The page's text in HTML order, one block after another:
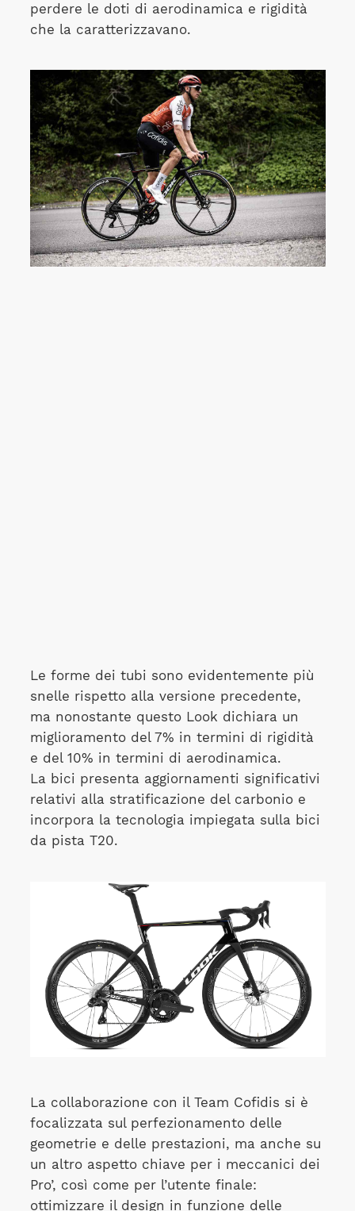
perdere le doti di aerodinamica e rigidità
che la caratterizzavano.
Le forme dei tubi sono evidentemente più
snelle rispetto alla versione precedente,
ma nonostante questo Look dichiara un
miglioramento del 7% in termini di rigidità
e del 10% in termini di aerodinamica.
La bici presenta aggiornamenti significativi
relativi alla stratificazione del carbonio e
incorpora la tecnologia impiegata sulla bici
da pista T20.
La collaborazione con il Team Cofidis si è
focalizzata sul perfezionamento delle
geometrie e delle prestazioni, ma anche su
un altro aspetto chiave per i meccanici dei
Pro’, così come per l’utente finale:
ottimizzare il design in funzione delle